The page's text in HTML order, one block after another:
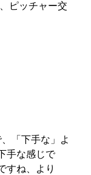
ピッチャー交
「下手な」よ
手な感じで
すね、より